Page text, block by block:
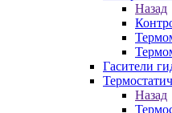
Назад
Гасители
Назад